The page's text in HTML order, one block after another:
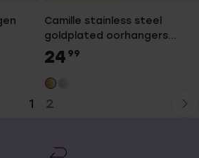
Camille stainless steel
goldplated oorhangers
asymmetrisch voor dames
24 99
1 2